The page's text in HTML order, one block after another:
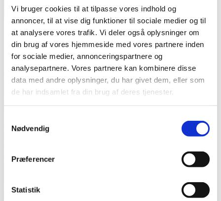
Vi bruger cookies til at tilpasse vores indhold og
annoncer, til at vise dig funktioner til sociale medier og til
at analysere vores trafik. Vi deler også oplysninger om
din brug af vores hjemmeside med vores partnere inden
for sociale medier, annonceringspartnere og
analysepartnere. Vores partnere kan kombinere disse
data med andre oplysninger, du har givet dem, eller som
de har indsamlet fra din brug af deres tjenester.
Nødvendig
Præferencer
Statistik
Beskrivelse
Specifikationer
Dimensioner
Download
Optimal frostbeskyttelse til din båd, garage eller loftrum er
afgørende for at bevare værdifulde ejendele intakte.
Frostvagten starter automatisk ved den minimumstemperatur du
Vores frostvagt 200W 220V er den ideelle løsning, både til at holde
kulden på afstand og skabe en behagelig temperatur mellem +5 og
Den effektive elvarmer har præcis termostatstyring og er ikke bare
Den indbyggede trinløse termostat giver dig fuld kontrol over